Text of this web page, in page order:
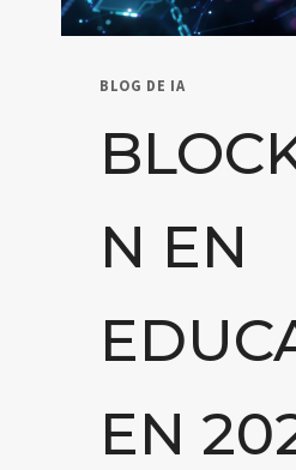
BLOG DE IA
N EN
EN